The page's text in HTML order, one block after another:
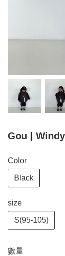
Gou |
Color
Black
size
S(95-105)
數量